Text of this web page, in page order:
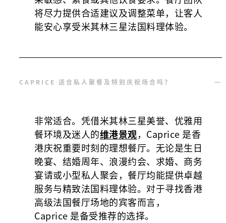
将尽力提供合适建议及调整菜单，让客人
能安心享受米其林三星法国料理体验。
CAPRICE 适合私人聚餐及特别庆祝场合吗？
非常适合。凭借米其林三星美誉、优雅用
餐环境及迷人的维港景观，Caprice 是香
港庆祝重要时刻的理想餐厅。无论是生日
晚宴、结婚周年、浪漫约会、求婚、商务
宴请或小型私人聚会，餐厅均能提供卓越
服务与精致法国料理体验。对于寻找香港
高级法国餐厅场地的宾客而言，
Caprice 是备受推荐的选择。